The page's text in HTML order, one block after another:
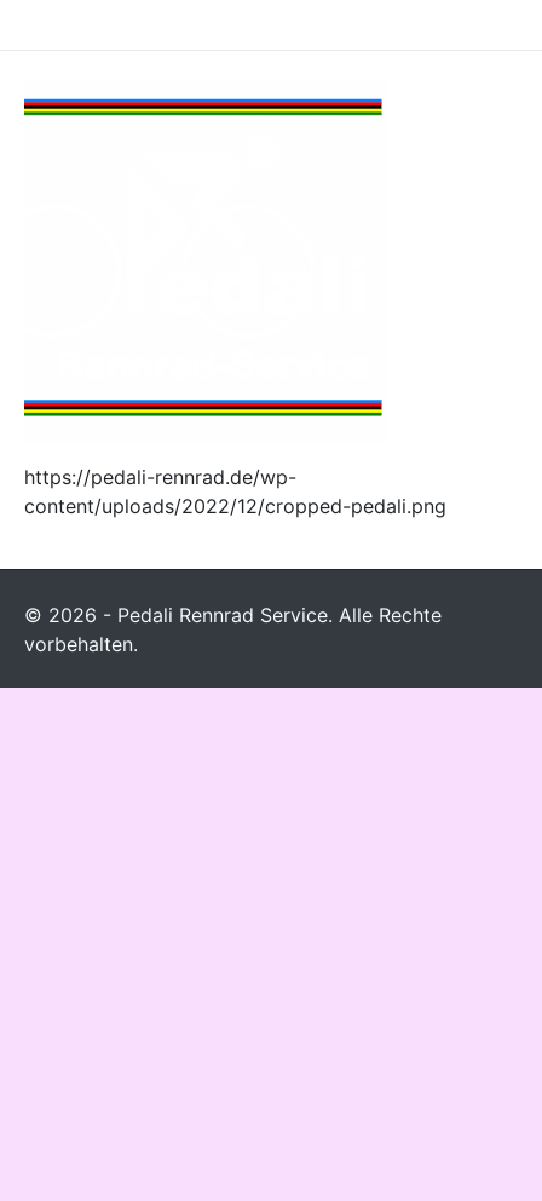
https://pedali-rennrad.de/wp-
content/uploads/2022/12/cropped-pedali.png
© 2026 - Pedali Rennrad Service. Alle Rechte
vorbehalten.